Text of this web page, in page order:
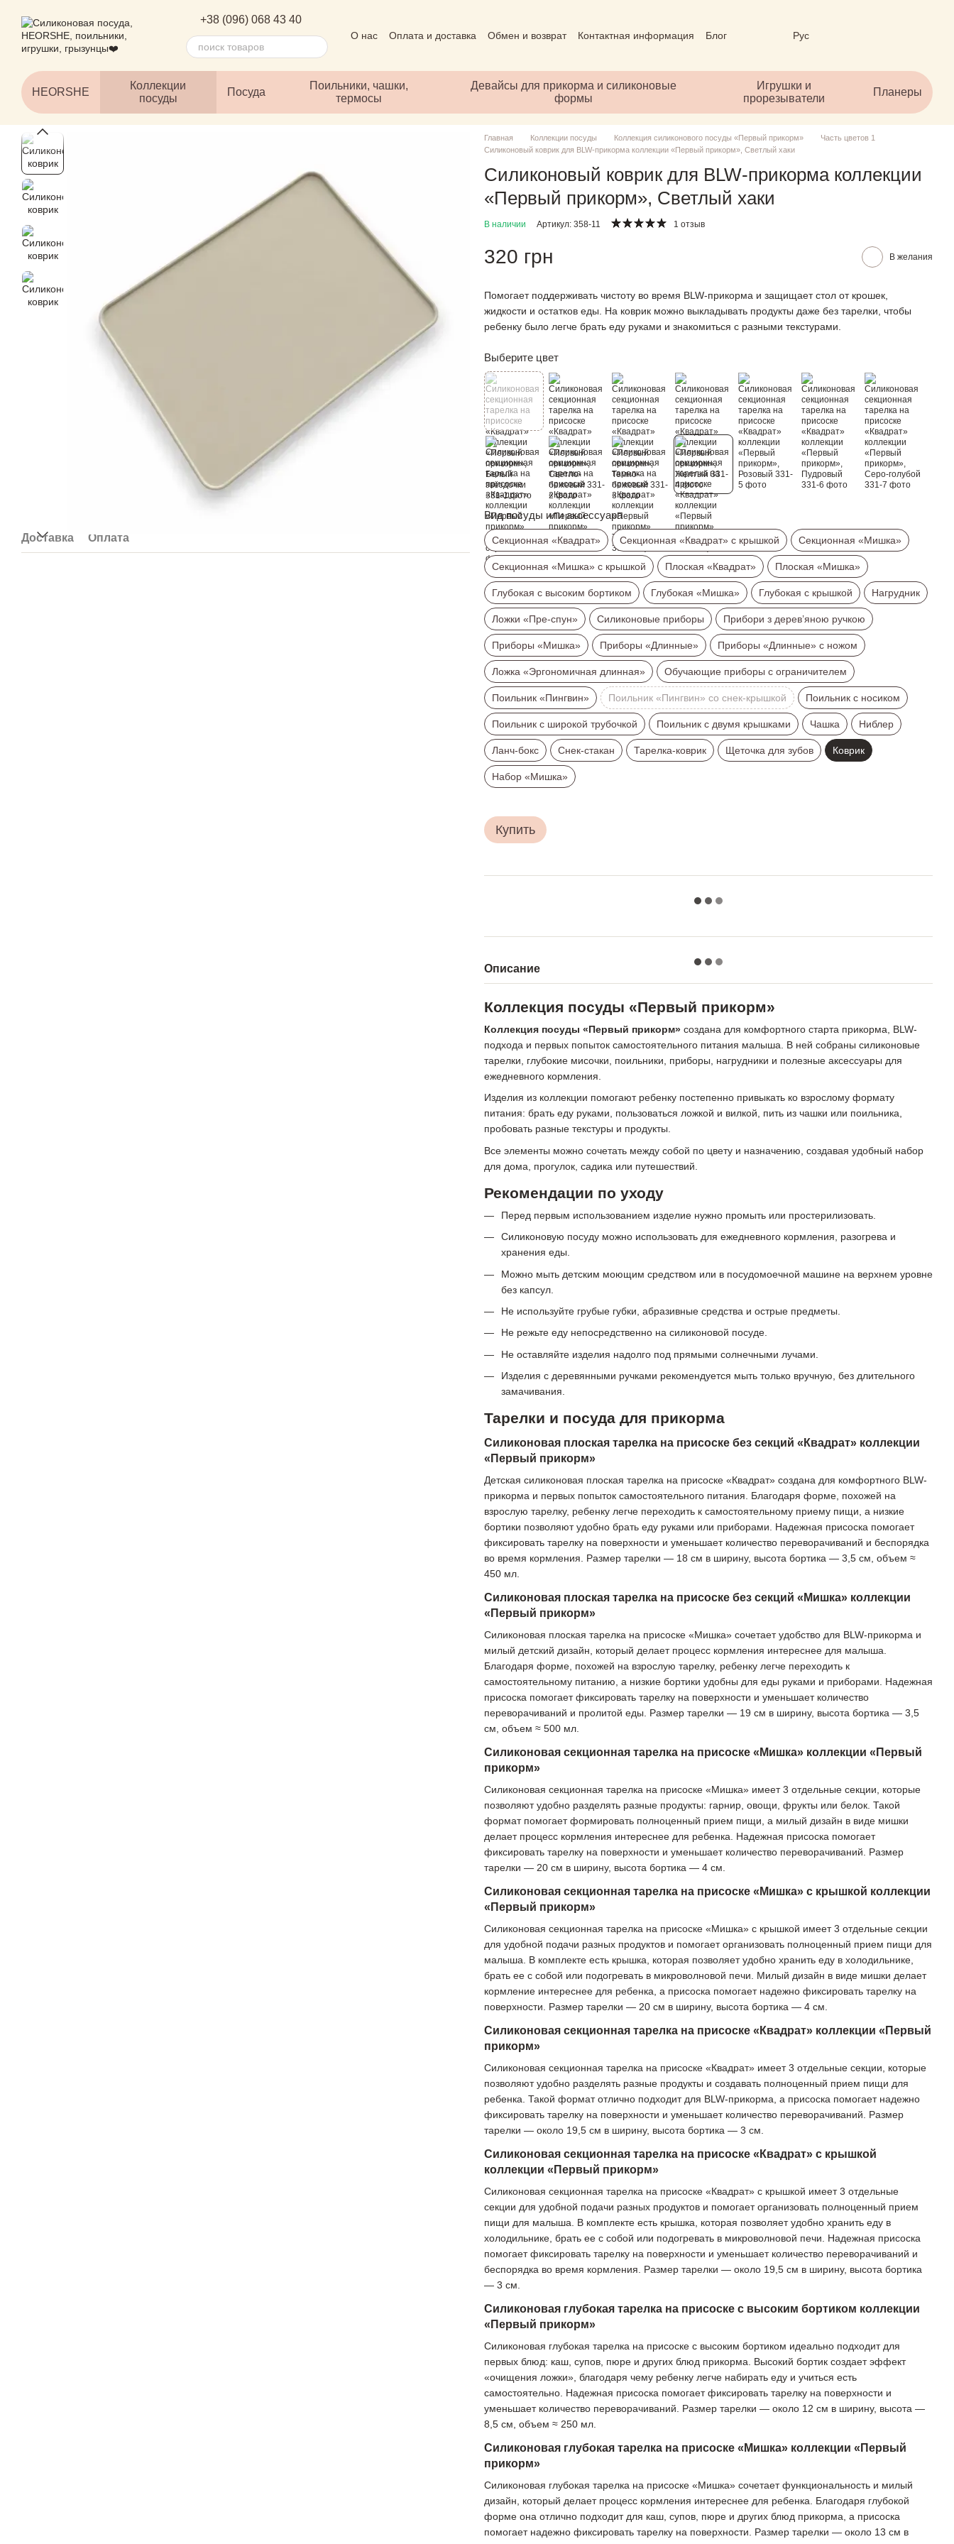
+38 (096) 068 43 40
О нас Оплата и доставка Обмен и возврат Контактная информация
Блог
Рус
HEORSHE
Коллекции
посуды
Посуда
Поильники, чашки,
термосы
Девайсы для прикорма и силиконовые
формы
Игрушки и
прорезыватели
Планеры
Доставка Оплата
Главная Коллекции посуды Коллекция силиконового посуды «Первый прикорм»
Часть цветов 1
Силиконовый коврик для BLW-прикорма коллекции «Первый прикорм», Светлый хаки
Силиконовый коврик для BLW-прикорма коллекции
«Первый прикорм», Светлый хаки
В наличии Артикул: 358-11 1 отзыв
320 грн В желания
Помогает поддерживать чистоту во время BLW-прикорма и защищает стол от крошек,
жидкости и остатков еды. На коврик можно выкладывать продукты даже без тарелки, чтобы
ребенку было легче брать еду руками и знакомиться с разными текстурами.
Выберите цвет
Вид посуды или аксессуара
Секционная «Квадрат» Секционная «Квадрат» с крышкой Секционная «Мишка»
Секционная «Мишка» с крышкой Плоская «Квадрат» Плоская «Мишка»
Глубокая с высоким бортиком Глубокая «Мишка» Глубокая с крышкой Нагрудник
Ложки «Пре-спун» Силиконовые приборы Прибори з дерев’яною ручкою
Приборы «Мишка» Приборы «Длинные» Приборы «Длинные» с ножом
Ложка «Эргономичная длинная» Обучающие приборы с ограничителем
Поильник «Пингвин» Поильник «Пингвин» со снек-крышкой Поильник с носиком
Поильник с широкой трубочкой Поильник с двумя крышками Чашка Ниблер
Ланч-бокс Снек-стакан Тарелка-коврик Щеточка для зубов Коврик
Набор «Мишка»
Купить
Описание
Коллекция посуды «Первый прикорм»
Коллекция посуды «Первый прикорм» создана для комфортного старта прикорма, BLW-
подхода и первых попыток самостоятельного питания малыша. В ней собраны силиконовые
тарелки, глубокие мисочки, поильники, приборы, нагрудники и полезные аксессуары для
ежедневного кормления.
Изделия из коллекции помогают ребенку постепенно привыкать ко взрослому формату
питания: брать еду руками, пользоваться ложкой и вилкой, пить из чашки или поильника,
пробовать разные текстуры и продукты.
Все элементы можно сочетать между собой по цвету и назначению, создавая удобный набор
для дома, прогулок, садика или путешествий.
Рекомендации по уходу
Перед первым использованием изделие нужно промыть или простерилизовать.
Силиконовую посуду можно использовать для ежедневного кормления, разогрева и
хранения еды.
Можно мыть детским моющим средством или в посудомоечной машине на верхнем уровне
без капсул.
Не используйте грубые губки, абразивные средства и острые предметы.
Не режьте еду непосредственно на силиконовой посуде.
Не оставляйте изделия надолго под прямыми солнечными лучами.
Изделия с деревянными ручками рекомендуется мыть только вручную, без длительного
замачивания.
Тарелки и посуда для прикорма
Силиконовая плоская тарелка на присоске без секций «Квадрат» коллекции
«Первый прикорм»
Детская силиконовая плоская тарелка на присоске «Квадрат» создана для комфортного BLW-
прикорма и первых попыток самостоятельного питания. Благодаря форме, похожей на
взрослую тарелку, ребенку легче переходить к самостоятельному приему пищи, а низкие
бортики позволяют удобно брать еду руками или приборами. Надежная присоска помогает
фиксировать тарелку на поверхности и уменьшает количество переворачиваний и беспорядка
во время кормления. Размер тарелки — 18 см в ширину, высота бортика — 3,5 см, объем ≈
450 мл.
Силиконовая плоская тарелка на присоске без секций «Мишка» коллекции
«Первый прикорм»
Силиконовая плоская тарелка на присоске «Мишка» сочетает удобство для BLW-прикорма и
милый детский дизайн, который делает процесс кормления интереснее для малыша.
Благодаря форме, похожей на взрослую тарелку, ребенку легче переходить к
самостоятельному питанию, а низкие бортики удобны для еды руками и приборами. Надежная
присоска помогает фиксировать тарелку на поверхности и уменьшает количество
переворачиваний и пролитой еды. Размер тарелки — 19 см в ширину, высота бортика — 3,5
см, объем ≈ 500 мл.
Силиконовая секционная тарелка на присоске «Мишка» коллекции «Первый
прикорм»
Силиконовая секционная тарелка на присоске «Мишка» имеет 3 отдельные секции, которые
позволяют удобно разделять разные продукты: гарнир, овощи, фрукты или белок. Такой
формат помогает формировать полноценный прием пищи, а милый дизайн в виде мишки
делает процесс кормления интереснее для ребенка. Надежная присоска помогает
фиксировать тарелку на поверхности и уменьшает количество переворачиваний. Размер
тарелки — 20 см в ширину, высота бортика — 4 см.
Силиконовая секционная тарелка на присоске «Мишка» с крышкой коллекции
«Первый прикорм»
Силиконовая секционная тарелка на присоске «Мишка» с крышкой имеет 3 отдельные секции
для удобной подачи разных продуктов и помогает организовать полноценный прием пищи для
малыша. В комплекте есть крышка, которая позволяет удобно хранить еду в холодильнике,
брать ее с собой или подогревать в микроволновой печи. Милый дизайн в виде мишки делает
кормление интереснее для ребенка, а присоска помогает надежно фиксировать тарелку на
поверхности. Размер тарелки — 20 см в ширину, высота бортика — 4 см.
Силиконовая секционная тарелка на присоске «Квадрат» коллекции «Первый
прикорм»
Силиконовая секционная тарелка на присоске «Квадрат» имеет 3 отдельные секции, которые
позволяют удобно разделять разные продукты и создавать полноценный прием пищи для
ребенка. Такой формат отлично подходит для BLW-прикорма, а присоска помогает надежно
фиксировать тарелку на поверхности и уменьшает количество переворачиваний. Размер
тарелки — около 19,5 см в ширину, высота бортика — 3 см.
Силиконовая секционная тарелка на присоске «Квадрат» с крышкой
коллекции «Первый прикорм»
Силиконовая секционная тарелка на присоске «Квадрат» с крышкой имеет 3 отдельные
секции для удобной подачи разных продуктов и помогает организовать полноценный прием
пищи для малыша. В комплекте есть крышка, которая позволяет удобно хранить еду в
холодильнике, брать ее с собой или подогревать в микроволновой печи. Надежная присоска
помогает фиксировать тарелку на поверхности и уменьшает количество переворачиваний и
беспорядка во время кормления. Размер тарелки — около 19,5 см в ширину, высота бортика
— 3 см.
Силиконовая глубокая тарелка на присоске с высоким бортиком коллекции
«Первый прикорм»
Силиконовая глубокая тарелка на присоске с высоким бортиком идеально подходит для
первых блюд: каш, супов, пюре и других блюд прикорма. Высокий бортик создает эффект
«очищения ложки», благодаря чему ребенку легче набирать еду и учиться есть
самостоятельно. Надежная присоска помогает фиксировать тарелку на поверхности и
уменьшает количество переворачиваний. Размер тарелки — около 12 см в ширину, высота —
8,5 см, объем ≈ 250 мл.
Силиконовая глубокая тарелка на присоске «Мишка» коллекции «Первый
прикорм»
Силиконовая глубокая тарелка на присоске «Мишка» сочетает функциональность и милый
дизайн, который делает процесс кормления интереснее для ребенка. Благодаря глубокой
форме она отлично подходит для каш, супов, пюре и других блюд прикорма, а присоска
помогает надежно фиксировать тарелку на поверхности. Размер тарелки — около 13 см в